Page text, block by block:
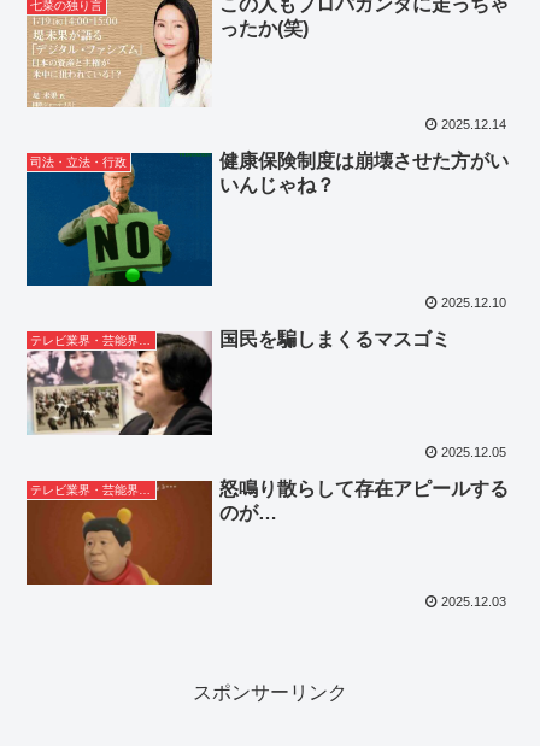
七菜の独り言
この人もプロパガンダに走っちゃ
ったか(笑)
2025.12.14
司法・立法・行政
健康保険制度は崩壊させた方がい
いんじゃね？
2025.12.10
国民を騙しまくるマスゴミ
2025.12.05
怒鳴り散らして存在アピールする
のが…
2025.12.03
スポンサーリンク